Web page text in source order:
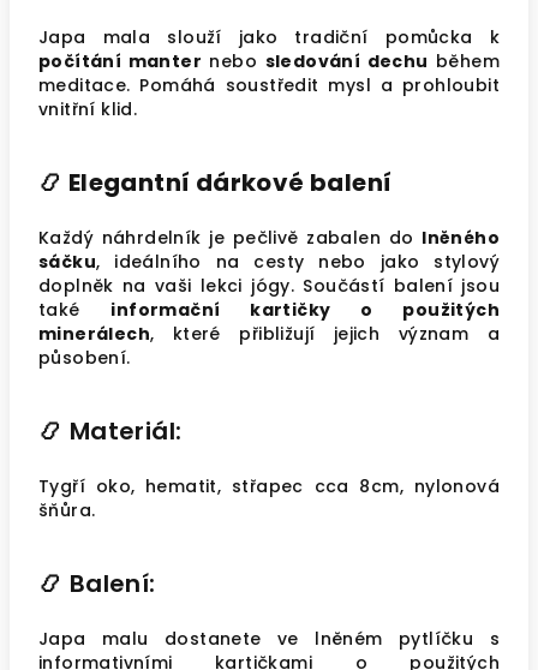
Japa mala slouží jako tradiční pomůcka k
počítání manter nebo sledování dechu během
meditace. Pomáhá soustředit mysl a prohloubit
vnitřní klid.
📿 Elegantní dárkové balení
Každý náhrdelník je pečlivě zabalen do lněného
sáčku, ideálního na cesty nebo jako stylový
doplněk na vaši lekci jógy. Součástí balení jsou
také informační kartičky o použitých
minerálech, které přibližují jejich význam a
působení.
📿 Materiál:
Tygří oko, hematit, střapec cca 8cm, nylonová
šňůra.
📿 Balení:
Japa malu dostanete ve lněném pytlíčku s
informativními kartičkami o použitých